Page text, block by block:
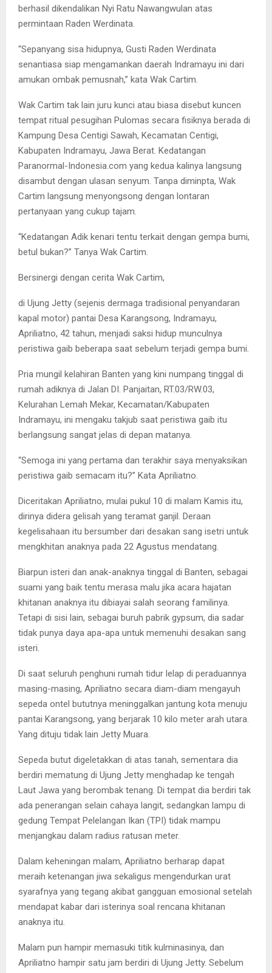
berhasil dikendalikan Nyi Ratu Nawangwulan atas
permintaan Raden Werdinata.
“Sepanyang sisa hidupnya, Gusti Raden Werdinata
senantiasa siap mengamankan daerah Indramayu ini dari
amukan ombak pemusnah,” kata Wak Cartim.
Wak Cartim tak lain juru kunci atau biasa disebut kuncen
tempat ritual pesugihan Pulomas secara fisiknya berada di
Kampung Desa Centigi Sawah, Kecamatan Centigi,
Kabupaten Indramayu, Jawa Berat. Kedatangan
Paranormal-Indonesia.com yang kedua kalinya langsung
disambut dengan ulasan senyum. Tanpa diminpta, Wak
Cartim langsung menyongsong dengan lontaran
pertanyaan yang cukup tajam.
“Kedatangan Adik kenari tentu terkait dengan gempa bumi,
betul bukan?” Tanya Wak Cartim.
Bersinergi dengan cerita Wak Cartim,
di Ujung Jetty (sejenis dermaga tradisional penyandaran
kapal motor) pantai Desa Karangsong, Indramayu,
Apriliatno, 42 tahun, menjadi saksi hidup munculnya
peristiwa gaib beberapa saat sebelum terjadi gempa bumi.
Pria mungil kelahiran Banten yang kini numpang tinggal di
rumah adiknya di Jalan DI. Panjaitan, RT.03/RW.03,
Kelurahan Lemah Mekar, Kecamatan/Kabupaten
Indramayu, ini mengaku takjub saat peristiwa gaib itu
berlangsung sangat jelas di depan matanya.
“Semoga ini yang pertama dan terakhir saya menyaksikan
peristiwa gaib semacam itu?” Kata Apriliatno.
Diceritakan Apriliatno, mulai pukul 10 di malam Kamis itu,
dirinya didera gelisah yang teramat ganjil. Deraan
kegelisahaan itu bersumber dari desakan sang isetri untuk
mengkhitan anaknya pada 22 Agustus mendatang.
Biarpun isteri dan anak-anaknya tinggal di Banten, sebagai
suami yang baik tentu merasa malu jika acara hajatan
khitanan anaknya itu dibiayai salah seorang familinya.
Tetapi di sisi lain, sebagai buruh pabrik gypsum, dia sadar
tidak punya daya apa-apa untuk memenuhi desakan sang
isteri.
Di saat seluruh penghuni rumah tidur lelap di peraduannya
masing-masing, Apriliatno secara diam-diam mengayuh
sepeda ontel bututnya meninggalkan jantung kota menuju
pantai Karangsong, yang berjarak 10 kilo meter arah utara.
Yang dituju tidak lain Jetty Muara.
Sepeda butut digeletakkan di atas tanah, sementara dia
berdiri mematung di Ujung Jetty menghadap ke tengah
Laut Jawa yang berombak tenang. Di tempat dia berdiri tak
ada penerangan selain cahaya langit, sedangkan lampu di
gedung Tempat Pelelangan Ikan (TPI) tidak mampu
menjangkau dalam radius ratusan meter.
Dalam keheningan malam, Apriliatno berharap dapat
meraih ketenangan jiwa sekaligus mengendurkan urat
syarafnya yang tegang akibat gangguan emosional setelah
mendapat kabar dari isterinya soal rencana khitanan
anaknya itu.
Malam pun hampir memasuki titik kulminasinya, dan
Apriliatno hampir satu jam berdiri di Ujung Jetty. Sebelum